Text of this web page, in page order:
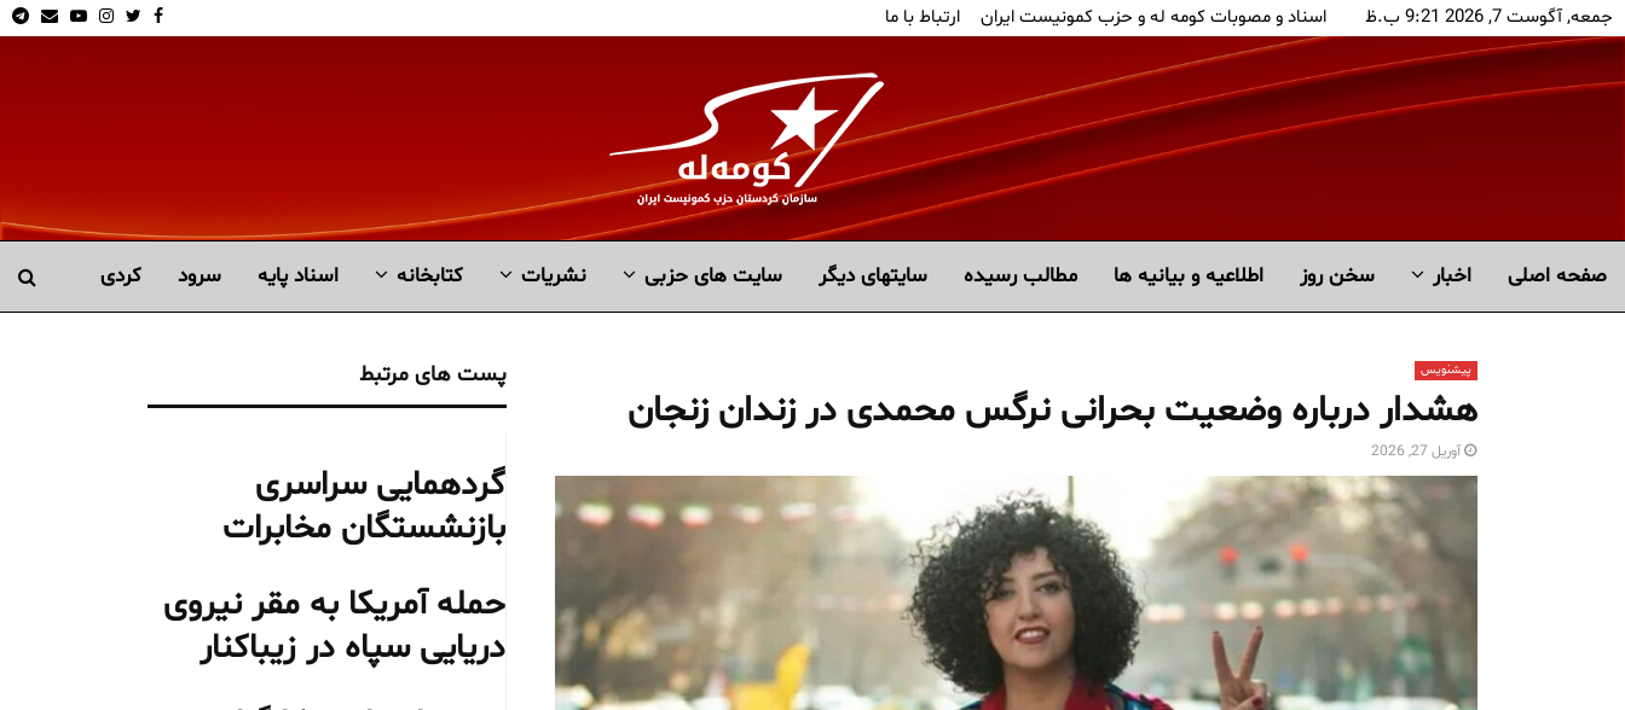
جمعه, آگوست 7, 2026 9:21 ب.ظ اسناد و مصوبات کومه له و حزب کمونیست ایران ارتباط با ما Facebook
Twitter
Instagram
Youtube
Email
صفحه اصلی اخبار سخن روز اطلاعیه و بیانیه ها مطالب رسیده سايتهاى ديگر سایت های حزبی نشریات کتابخانە اسناد پایه سرود کردی
پیشنویس
هشدار درباره وضعیت بحرانی نرگس محمدی در زندان زنجان
آوریل 27, 2026
پست های مرتبط
گردهمایی سراسری
بازنشستگان مخابرات
حمله آمریکا به مقر نیروی
دریایی سپاه در زیباکنار